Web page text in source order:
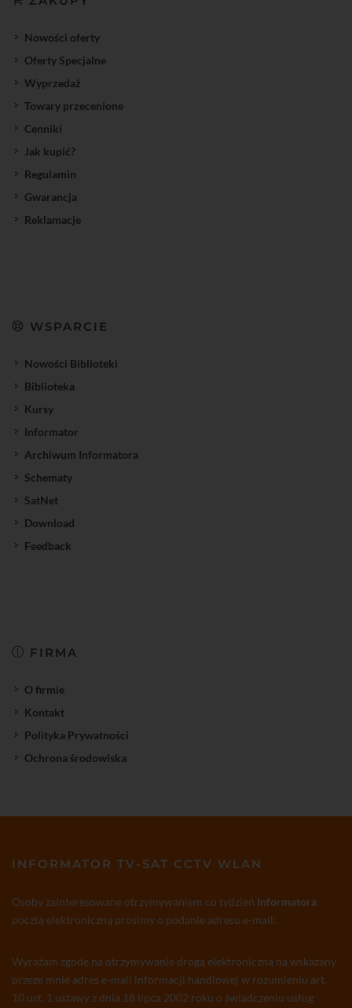
Nowości oferty
Oferty Specjalne
Wyprzedaż
Towary przecenione
Cenniki
Jak kupić?
Regulamin
Gwarancja
Reklamacje
WSPARCIE
Nowości Biblioteki
Biblioteka
Kursy
Informator
Archiwum Informatora
Schematy
SatNet
Download
Feedback
FIRMA
O firmie
Kontakt
Polityka Prywatności
Ochrona środowiska
INFORMATOR TV-SAT CCTV WLAN
Osoby zainteresowane otrzymywaniem co tydzień Informatora
pocztą elektroniczną prosimy o podanie adresu e-mail:
Wyrażam zgodę na otrzymywanie drogą elektroniczną na wskazany
przeze mnie adres e-mail informacji handlowej w rozumieniu art.
10 ust. 1 ustawy z dnia 18 lipca 2002 roku o świadczeniu usług